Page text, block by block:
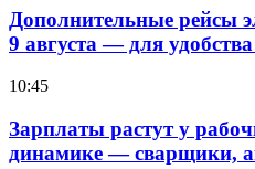
Дополнительные рейсы
9 августа — для
10:45
Зарплаты растут у
динамике — сварщики,